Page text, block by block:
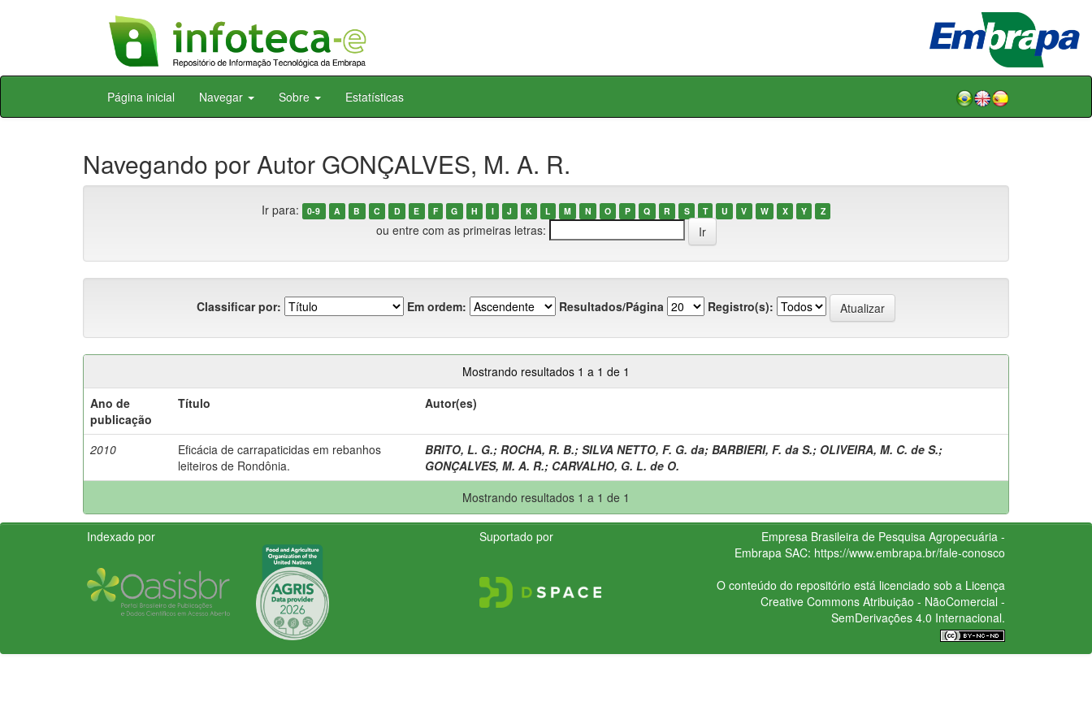
Skip
Página inicial Navegar Sobre Estatísticas
Navegando por Autor GONÇALVES, M. A. R.
Ir para: 0-9 A B C D E F G H I J K L M N O P Q R S T U V W X Y Z
ou entre com as primeiras letras:
Classificar por: Em ordem: Resultados/Página Registro(s):
Mostrando resultados 1 a 1 de 1
Ano de
publicação
Título Autor(es)
2010
Eficácia de carrapaticidas em rebanhos
leiteiros de Rondônia.
BRITO, L. G.; ROCHA, R. B.; SILVA NETTO, F. G. da; BARBIERI, F. da S.; OLIVEIRA, M. C. de S.;
GONÇALVES, M. A. R.; CARVALHO, G. L. de O.
Mostrando resultados 1 a 1 de 1
Indexado por Suportado por
Empresa Brasileira de Pesquisa Agropecuária -
Embrapa SAC: https://www.embrapa.br/fale-conosco
O conteúdo do repositório está licenciado sob a Licença
Creative CommonsAtribuição - NãoComercial -
SemDerivações 4.0 Internacional.